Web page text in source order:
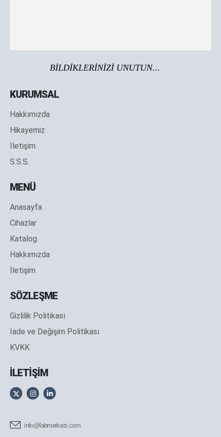
BİLDİKLERİNİZİ UNUTUN...
KURUMSAL
Hakkımızda
Hikayemiz
İletişim
S.S.S.
MENÜ
Anasayfa
Cihazlar
Katalog
Hakkımızda
İletişim
SÖZLEŞME
Gizlilik Politikası
İade ve Değişim Politikası
KVKK
İLETİŞİM
info@labmerkezi.com